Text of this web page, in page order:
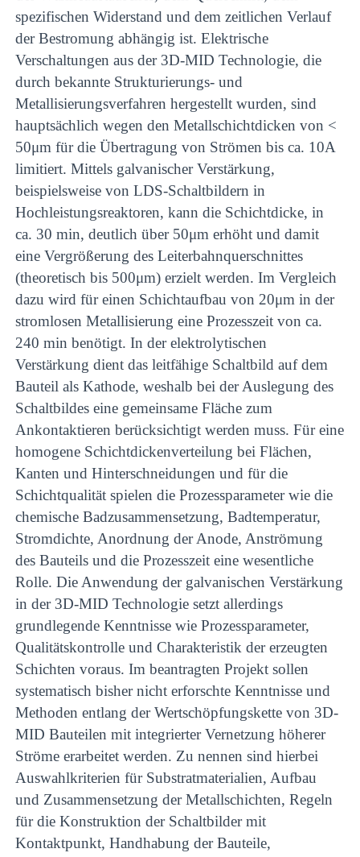
spezifischen Widerstand und dem zeitlichen Verlauf
der Bestromung abhängig ist. Elektrische
Verschaltungen aus der 3D-MID Technologie, die
durch bekannte Strukturierungs- und
Metallisierungsverfahren hergestellt wurden, sind
hauptsächlich wegen den Metallschichtdicken von <
50μm für die Übertragung von Strömen bis ca. 10A
limitiert. Mittels galvanischer Verstärkung,
beispielsweise von LDS-Schaltbildern in
Hochleistungsreaktoren, kann die Schichtdicke, in
ca. 30 min, deutlich über 50μm erhöht und damit
eine Vergrößerung des Leiterbahnquerschnittes
(theoretisch bis 500μm) erzielt werden. Im Vergleich
dazu wird für einen Schichtaufbau von 20μm in der
stromlosen Metallisierung eine Prozesszeit von ca.
240 min benötigt. In der elektrolytischen
Verstärkung dient das leitfähige Schaltbild auf dem
Bauteil als Kathode, weshalb bei der Auslegung des
Schaltbildes eine gemeinsame Fläche zum
Ankontaktieren berücksichtigt werden muss. Für eine
homogene Schichtdickenverteilung bei Flächen,
Kanten und Hinterschneidungen und für die
Schichtqualität spielen die Prozessparameter wie die
chemische Badzusammensetzung, Badtemperatur,
Stromdichte, Anordnung der Anode, Anströmung
des Bauteils und die Prozesszeit eine wesentliche
Rolle. Die Anwendung der galvanischen Verstärkung
in der 3D-MID Technologie setzt allerdings
grundlegende Kenntnisse wie Prozessparameter,
Qualitätskontrolle und Charakteristik der erzeugten
Schichten voraus. Im beantragten Projekt sollen
systematisch bisher nicht erforschte Kenntnisse und
Methoden entlang der Wertschöpfungskette von 3D-
MID Bauteilen mit integrierter Vernetzung höherer
Ströme erarbeitet werden. Zu nennen sind hierbei
Auswahlkriterien für Substratmaterialien, Aufbau
und Zusammensetzung der Metallschichten, Regeln
für die Konstruktion der Schaltbilder mit
Kontaktpunkt, Handhabung der Bauteile,